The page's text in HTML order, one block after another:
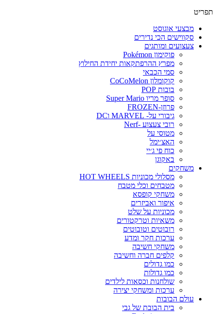
מבצעי אוגוסט
סקווישים הכי נדירים
צעצועים ומותגים
פוקימון Pokémon
מפרץ ההרפתקאות יחידת החילוץ
סמי הכבאי
קוקומלון CoCoMelon
בובות POP
סופר מריו Super Mario
פרוזן-FROZEN
גיבורי על- MARVEL וDC
רובי צעצוע -Nerf
מטוסי על
האצ׳ימל
כוח פי ג׳יי
באקוגן
משחקים
מסלולי מכוניות HOT WHEELS
מטבחים וכלי מטבח
משחקי קופסא
איפור ואביזרים
מכוניות על שלט
משאיות וטרקטורים
רובוטים וטובוטים
ערכות חקר ומדע
משחקי חשיבה
קלפים חברה וחשיבה
כמו גדולים
כמו גדולות
שולחנות וכסאות לילדים
ערכות ומשחקי יצירה
עולם הבובות
בית הבובת של גבי